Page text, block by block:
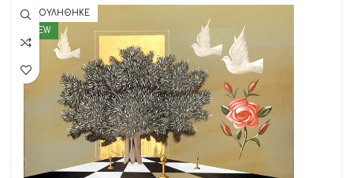
ΠΟΥΛΗΘΗΚΕ
NEW